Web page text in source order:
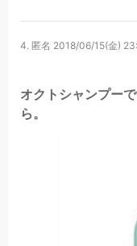
4. 匿名 2018/06/15(金)
オクトシャンプー
ら。